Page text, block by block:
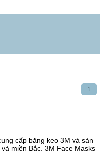
1
cấp băng keo 3M và sản
miền Bắc. 3M Face Masks